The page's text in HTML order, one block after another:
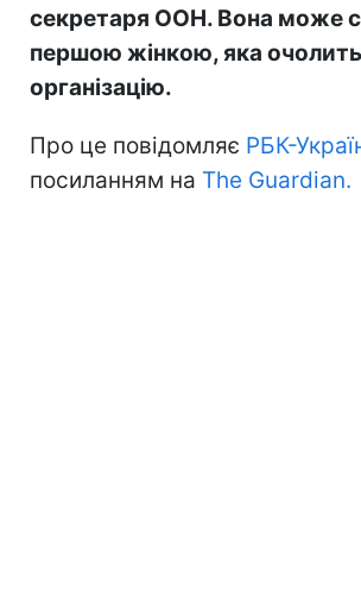
секретаря ООН. Вона може
першою жінкою, яка очолить
організацію.
Про це повідомляє РБК-
посиланням на The Guardian.